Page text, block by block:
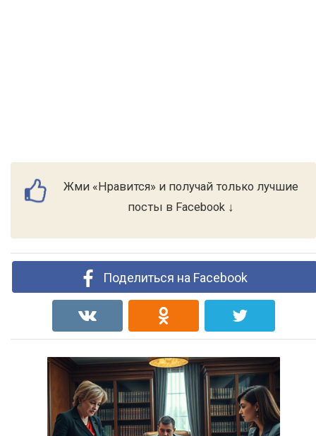
Жми «Нравится» и получай только лучшие
посты в Facebook ↓
Поделиться на Facebook